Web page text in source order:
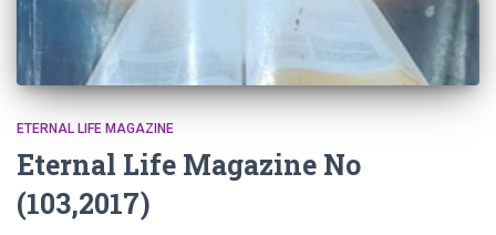
ETERNAL LIFE MAGAZINE
Eternal Life Magazine No
(103,2017)